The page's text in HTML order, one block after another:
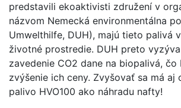
predstavili ekoaktivisti združení v
názvom Nemecká environmentálna
Umwelthilfe, DUH), majú tieto palivá
životné prostredie. DUH preto
zavedenie CO2 dane na biopalivá,
zvýšenie ich ceny. Zvyšovať sa má aj
palivo HVO100 ako náhradu nafty!